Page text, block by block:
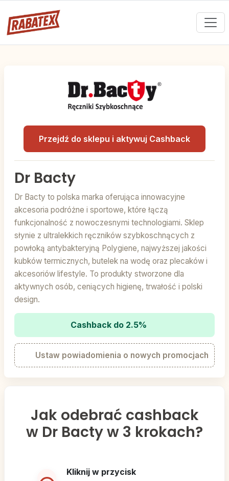
Przejdź do sklepu i aktywuj Cashback
Dr Bacty
Dr Bacty to polska marka oferująca innowacyjne
akcesoria podróżne i sportowe, które łączą
funkcjonalność z nowoczesnymi technologiami. Sklep
słynie z ultralekkich ręczników szybkoschnących z
powłoką antybakteryjną Polygiene, najwyższej jakości
kubków termicznych, butelek na wodę oraz plecaków i
akcesoriów lifestyle. To produkty stworzone dla
aktywnych osób, ceniących higienę, trwałość i polski
design.
Cashback do 2.5%
Ustaw powiadomienia o nowych promocjach
Jak odebrać cashback
w Dr Bacty w 3 krokach?
Kliknij w przycisk